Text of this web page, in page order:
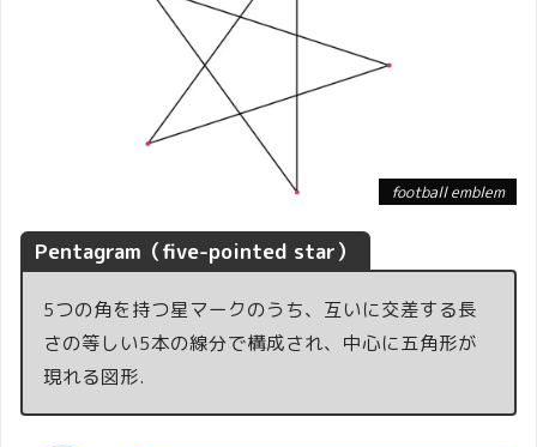
football emblem
Pentagram （five-pointed star）
5つの角を持つ星マークのうち、互いに交差する長
さの等しい5本の線分で構成され、中心に五角形が
現れる図形.